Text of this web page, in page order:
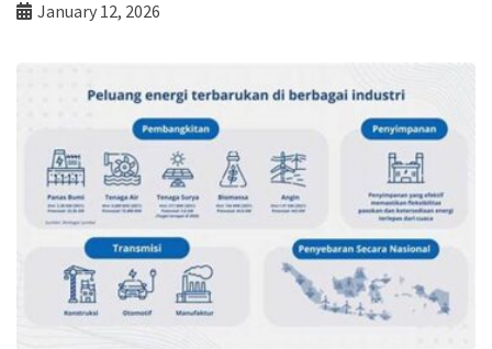
January 12, 2026